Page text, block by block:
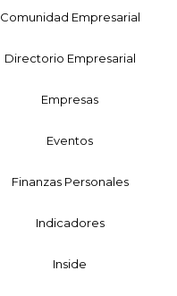
Comunidad Empresarial
Directorio Empresarial
Empresas
Eventos
Finanzas Personales
Indicadores
Inside